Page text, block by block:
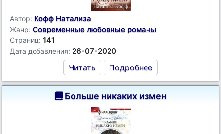
Автор: Кофф Натализа
Жанр: Современные любовные романы
Страниц: 141
Дата добавления: 26-07-2020
Читать Подробнее
Больше никаких измен